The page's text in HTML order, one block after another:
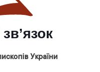
України